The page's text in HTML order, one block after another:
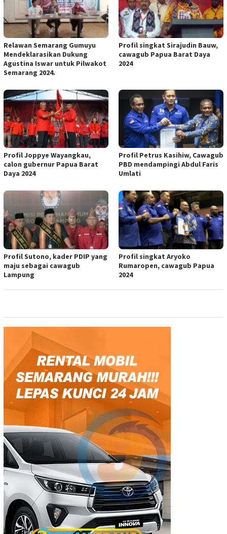
Relawan Semarang Gumuyu
Mendeklarasikan Dukung
Agustina Iswar untuk Pilwakot
Semarang 2024.
Profil singkat Sirajudin Bauw,
cawagub Papua Barat Daya
2024
Profil Joppye Wayangkau,
calon gubernur Papua Barat
Daya 2024
Profil Petrus Kasihiw, Cawagub
PBD mendampingi Abdul Faris
Umlati
Profil Sutono, kader PDIP yang
maju sebagai cawagub
Lampung
Profil singkat Aryoko
Rumaropen, cawagub Papua
2024